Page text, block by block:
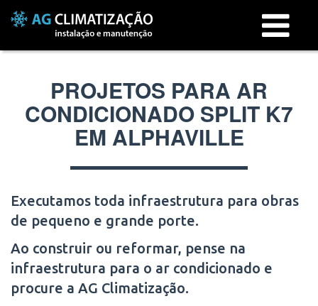
Menu
PROJETOS PARA AR
CONDICIONADO SPLIT K7
EM ALPHAVILLE
Executamos toda infraestrutura para obras
de pequeno e grande porte.
Ao construir ou reformar, pense na
infraestrutura para o ar condicionado e
procure a AG Climatização.